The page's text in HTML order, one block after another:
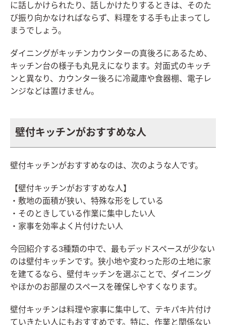
に話しかけられたり、話しかけたりするときは、そのた
び振り向かなければならず、料理をする手も止まってし
まうでしょう。
ダイニングがキッチンカウンターの真後ろにあるため、
キッチン台の様子も丸見えになります。対面式のキッチ
ンと異なり、カウンター後ろに冷蔵庫や食器棚、電子レ
ンジなどは置けません。
壁付キッチンがおすすめな人
壁付キッチンがおすすめなのは、次のような人です。
【壁付キッチンがおすすめな人】
・敷地の面積が狭い、特殊な形をしている
・そのときしている作業に集中したい人
・家事を効率よく片付けたい人
今回紹介する3種類の中で、最もデッドスペースが少ない
のは壁付キッチンです。狭小地や変わった形の土地に家
を建てるなら、壁付キッチンを選ぶことで、ダイニング
やほかのお部屋のスペースを確保しやすくなります。
壁付キッチンは料理や家事に集中して、テキパキ片付け
ていきたい人にもおすすめです。特に、作業と関係ない